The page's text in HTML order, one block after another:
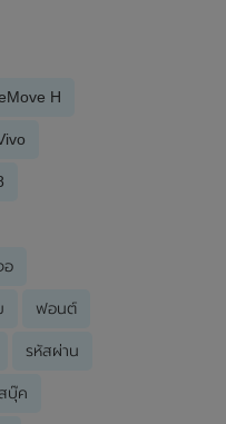
H
อ
ฟอนต์
รหัสผ่าน
บุ๊ค